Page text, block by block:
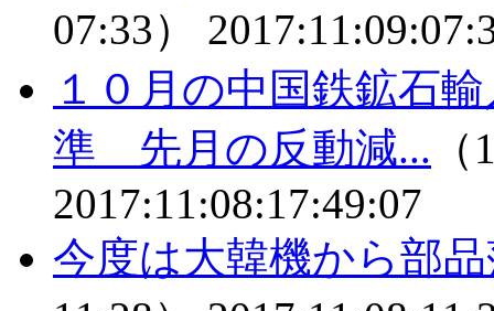
07:33）
１０月の中国鉄鉱石
準 先月の反動減...
2017:11:08:17:49:07
今度は大韓機から部